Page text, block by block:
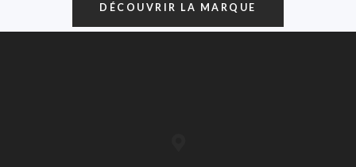
DÉCOUVRIR LA MARQUE